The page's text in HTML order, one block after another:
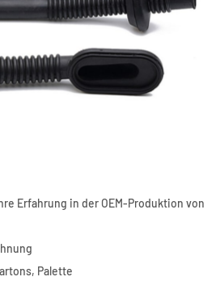
Erfahrung in der OEM-Produktion von
Palette